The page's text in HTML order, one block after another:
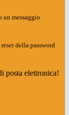
un messaggio
della password
posta elettronica!